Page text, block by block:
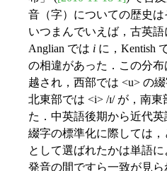
音（字）についての歴史
いつまんでいえば，古英語
Anglian では i に，Kentish
の相違があった．この分
越され，西部では <u> の
北東部では <i> /ɪ/ が，南
た．中英語後期から近代
綴字の標準化に際しては
として選ばれたかは単語
発音の間ですら一致が見